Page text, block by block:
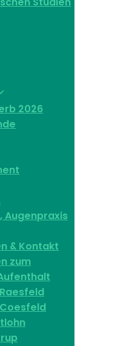
2026
Augenpraxis
& Kontakt
zum